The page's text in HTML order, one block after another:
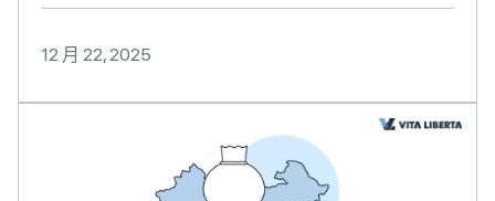
12 月 22, 2025